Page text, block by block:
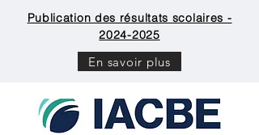
Publication des résultats scolaires -
2024-2025
En savoir plus